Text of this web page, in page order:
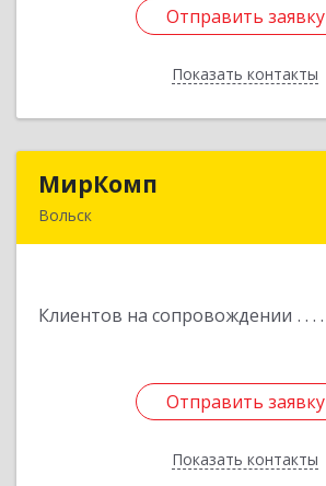
Отправить заявку
Показать контакты
Отправить заявку
Назад
МирКомп
Вольск
Клиентов на сопровождении
Отправить заявку
Показать контакты
Отправить заявку
Назад